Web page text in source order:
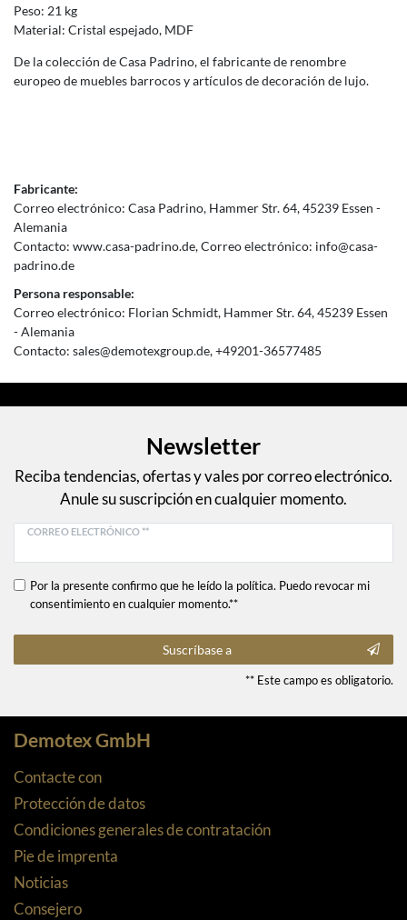
Peso: 21 kg
Material: Cristal espejado, MDF
De la colección de Casa Padrino, el fabricante de renombre
europeo de muebles barrocos y artículos de decoración de lujo.
Fabricante:
Correo electrónico: Casa Padrino Hammer Str.64 45239 Essen
Alemania
Contacto: www.casa-padrino.de Correo electrónico: info@casa-
padrino.de
Persona responsable:
Correo electrónico: Florian Schmidt Hammer Str.64 45239 Essen
Alemania
Contacto: sales@demotexgroup.de +49201-36577485
Newsletter
Reciba tendencias, ofertas y vales por correo electrónico.
Anule su suscripción en cualquier momento.
CORREO ELECTRÓNICO **
Por la presente confirmo que he leído la política. Puedo revocar mi
consentimiento en cualquier momento.**
Suscríbase a
** Este campo es obligatorio.
Demotex GmbH
Contacte con
Protección de datos
Condiciones generales de contratación
Pie de imprenta
Noticias
Consejero